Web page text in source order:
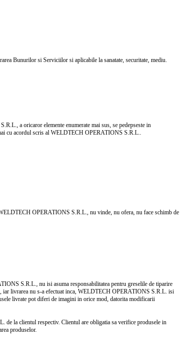
Bunurilor si Serviciilor si aplicabile la sanatate, securitate, mediu.
a oricaror elemente enumerate mai sus, se pedepseste in
cu acordul scris al WELDTECH OPERATIONS S.R.L..
OPERATIONS S.R.L., nu vinde, nu ofera, nu face schimb de
S.R.L., nu isi asuma responsabilitatea pentru greselile de tiparire
iar livrarea nu s-a efectuat inca, WELDTECH OPERATIONS S.R.L. isi
livrate pot diferi de imagini in orice mod, datorita modificarii
la clientul respectiv. Clientul are obligatia sa verifice produsele in
produselor.